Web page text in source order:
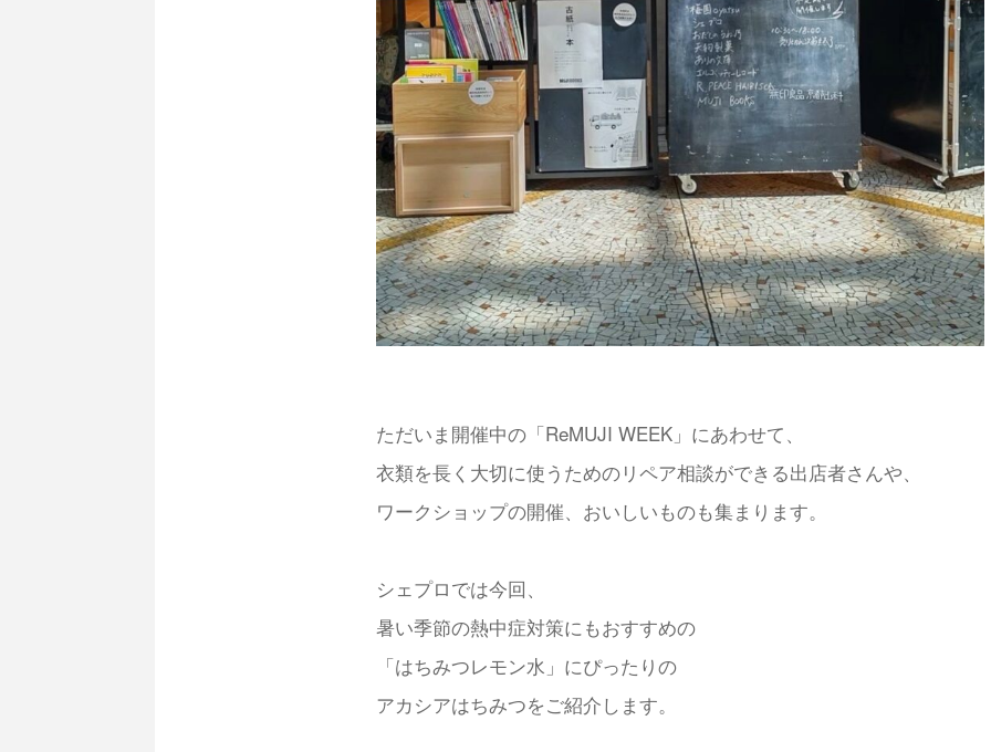
ただいま開催中の「ReMUJI WEEK」にあわせて、
衣類を長く大切に使うためのリペア相談ができる出店者さんや、
ワークショップの開催、おいしいものも集まります。
シェプロでは今回、
暑い季節の熱中症対策にもおすすめの
「はちみつレモン水」にぴったりの
アカシアはちみつをご紹介します。